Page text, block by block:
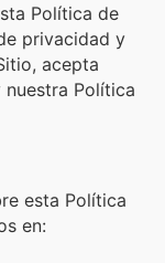
Política de
privacidad y
acepta
Política
esta Política
en: